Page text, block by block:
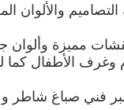
والألوان
مميزة وألوان
وغرف الأطفال
فني صباغ شاطر